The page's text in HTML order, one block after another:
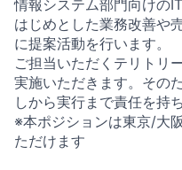
情報システム部門向けの
はじめとした業務改善や
に提案活動を行います。
ご担当いただくテリトリ
実施いただきます。その
しから実行まで責任を持
※本ポジションは東京/大
ただけます